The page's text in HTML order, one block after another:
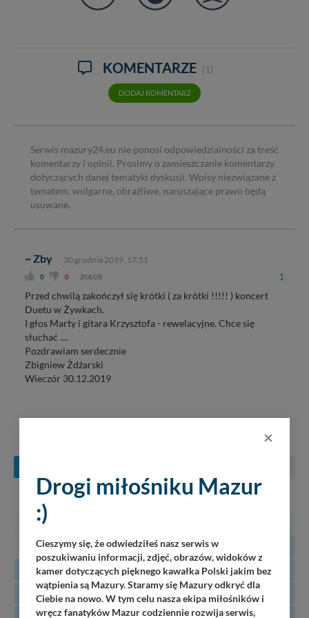
KOMENTARZE (1)
DODAJ KOMENTARZ
Serwis mazury24.eu nie ponosi odpowiedzialności za treść
komentarzy i opinii. Prosimy o zamieszczanie komentarzy
dotyczących danej tematyki dyskusji. Wpisy niezwiązane z
tematem, wulgarne, obraźliwe, naruszające prawo będą
usuwane.
~ Zby 30 grudnia 2019, 17:51
0 0 ZGŁOŚ 1
Przed chwilą zakończył się krótki ( za krótki !!!!! ) koncert
Duetu w Żywkach.
I głos Marty i gitara Krzysztofa - rewelacyjne. Chce się
słuchać ....
Pozdrawiam serdecznie
Zbigniew Żdżarski
Wieczór 30.12.2019
KONCERTY NA MAZURACH
PN WT ŚR CZ PT SO
27
3
4 5 6 7
10
11 12 13 14 15
16
17
18 19 20 21 22
×
Drogi miłośniku Mazur
:)
Cieszymy się, że odwiedziłeś nasz serwis w
poszukiwaniu informacji, zdjęć, obrazów, widoków z
kamer dotyczących pięknego kawałka Polski jakim bez
wątpienia są Mazury. Staramy się Mazury odkryć dla
Ciebie na nowo. W tym celu nasza ekipa miłośników i
wręcz fanatyków Mazur codziennie rozwija serwis,